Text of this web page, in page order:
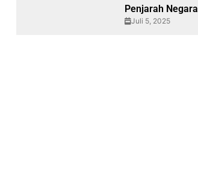
Penjarah Negara
Juli 5, 2025